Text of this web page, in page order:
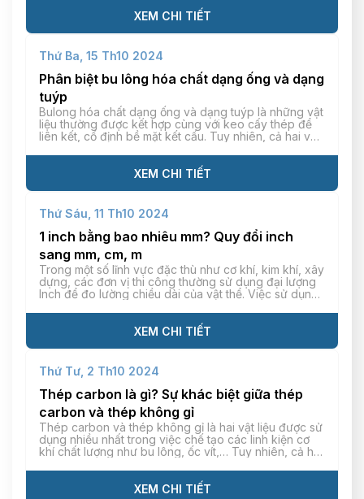
XEM CHI TIẾT
Thứ Ba, 15 Th10 2024
Phân biệt bu lông hóa chất dạng ống và dạng
tuýp
Bulong hóa chất dạng ống và dạng tuýp là những vật
liệu thường được kết hợp cùng với keo cấy thép để
liên kết, cố định bề mặt kết cấu. Tuy nhiên, cả hai vật
XEM CHI TIẾT
Thứ Sáu, 11 Th10 2024
1 inch bằng bao nhiêu mm? Quy đổi inch
sang mm, cm, m
Trong một số lĩnh vực đặc thù như cơ khí, kim khí, xây
dựng, các đơn vị thi công thường sử dụng đại lượng
Inch để đo lường chiều dài của vật thể. Việc sử dụng
XEM CHI TIẾT
Thứ Tư, 2 Th10 2024
Thép carbon là gì? Sự khác biệt giữa thép
carbon và thép không gỉ
Thép carbon và thép không gỉ là hai vật liệu được sử
dụng nhiều nhất trong việc chế tạo các linh kiện cơ
khí chất lượng như bu lông, ốc vít,… Tuy nhiên, cả hai
XEM CHI TIẾT